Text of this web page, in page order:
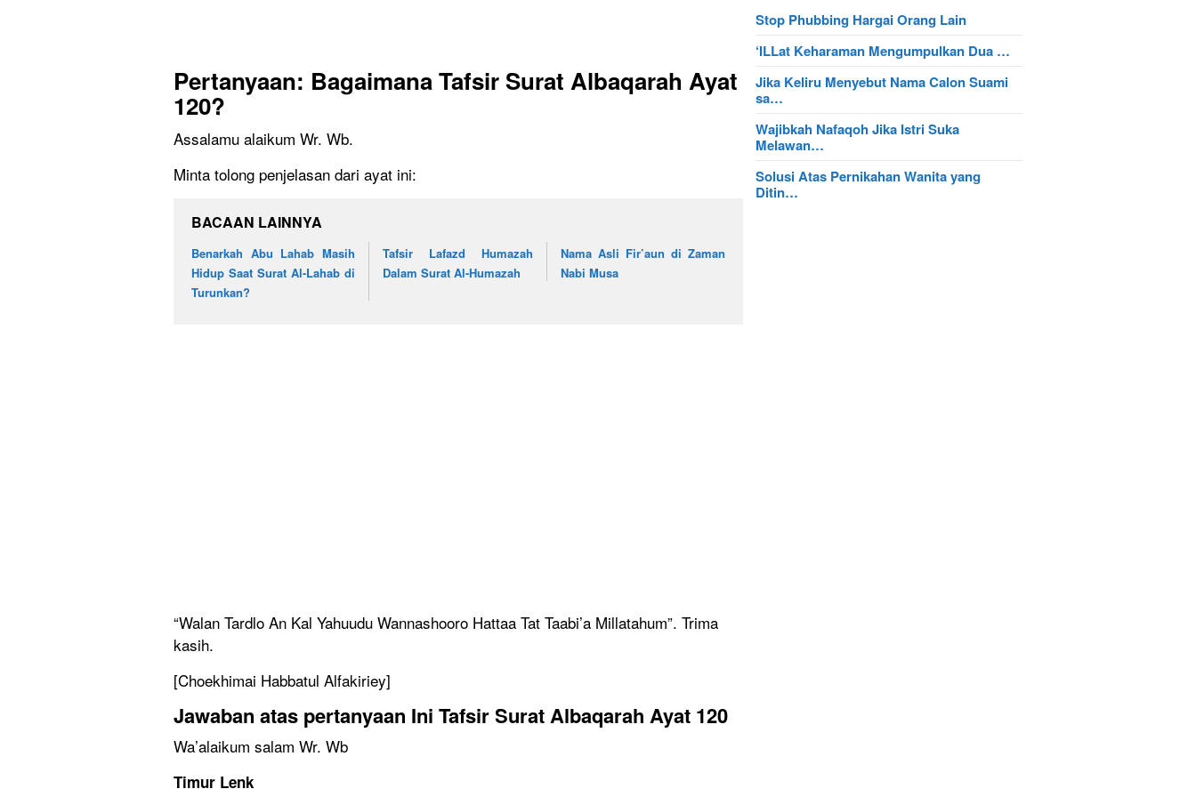
Pertanyaan: Bagaimana Tafsir Surat Albaqarah Ayat
120?
Assalamu alaikum Wr. Wb.
Minta tolong penjelasan dari ayat ini:
BACAAN LAINNYA
Benarkah Abu Lahab Masih
Hidup Saat Surat Al-Lahab di
Turunkan?
Tafsir Lafazd Humazah
Dalam Surat Al-Humazah
Nama Asli Fir’aun di Zaman
Nabi Musa
“Walan Tardlo An Kal Yahuudu Wannashooro Hattaa Tat Taabi’a Millatahum”. Trima
kasih.
[Choekhimai Habbatul Alfakiriey]
Jawaban atas pertanyaan Ini Tafsir Surat Albaqarah Ayat 120
Wa’alaikum salam Wr. Wb
Timur Lenk
Stop Phubbing Hargai Orang Lain
‘ILLat Keharaman Mengumpulkan Dua …
Jika Keliru Menyebut Nama Calon Suami
sa…
Wajibkah Nafaqoh Jika Istri Suka
Melawan…
Solusi Atas Pernikahan Wanita yang
Ditin…